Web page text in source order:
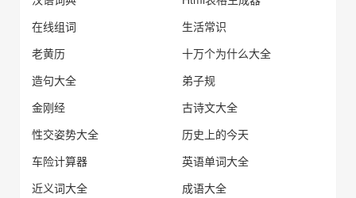
在线组词
生活常识
老黄历
十万个为什么大全
造句大全
弟子规
金刚经
古诗文大全
性交姿势大全
历史上的今天
车险计算器
英语单词大全
近义词大全
成语大全